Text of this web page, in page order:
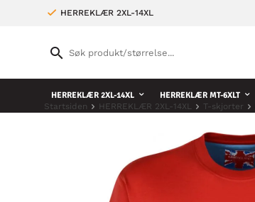
HERREKLÆR 2XL-14XL
HERREKLÆR 2XL-14XL HERREKLÆR MT-6XLT
Startsiden HERREKLÆR 2XL-14XL T-skjorter